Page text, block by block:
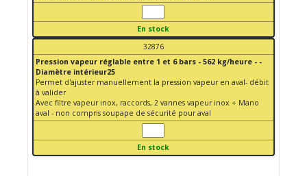
En stock
32876
Pression vapeur réglable entre 1 et 6 bars - 562 kg/heure - -
Diamètre intérieur25
Permet d'ajuster manuellement la pression vapeur en aval- débit
à valider
Avec filtre vapeur inox, raccords, 2 vannes vapeur inox + Mano
aval - non compris soupape de sécurité pour aval
En stock